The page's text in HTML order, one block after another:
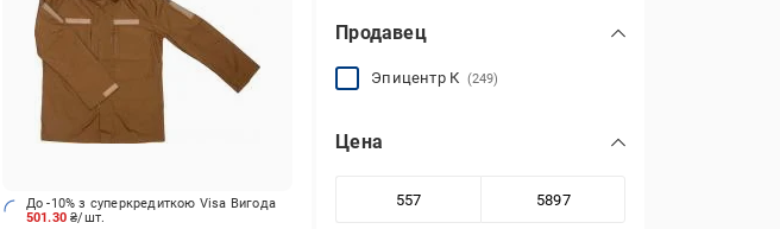
501.30₴/шт.
До -10% з суперкредиткою Visa Вигода
Продавец
Эпицентр К (249)
Цена